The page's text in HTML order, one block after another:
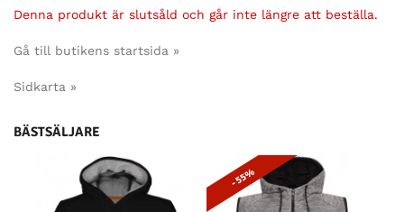
Denna produkt är slutsåld och går inte längre att beställa.
Gå till butikens startsida »
Sidkarta »
BÄSTSÄLJARE
- 55%